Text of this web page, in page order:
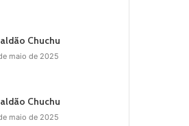
Chuchu
maio de 2025
Chuchu
maio de 2025